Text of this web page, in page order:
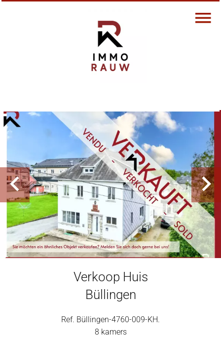
Verkoop Huis
Büllingen
Ref. Büllingen-4760-009-KH.
8 kamers